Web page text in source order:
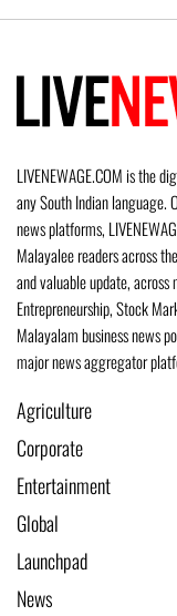
LIVENEWAGE.COM is the
any South Indian language.
news platforms,
Malayalee readers across
and valuable update, across
Entrepreneurship, Stock
Malayalam business news
major news aggregator
Agriculture
Corporate
Entertainment
Global
Launchpad
News